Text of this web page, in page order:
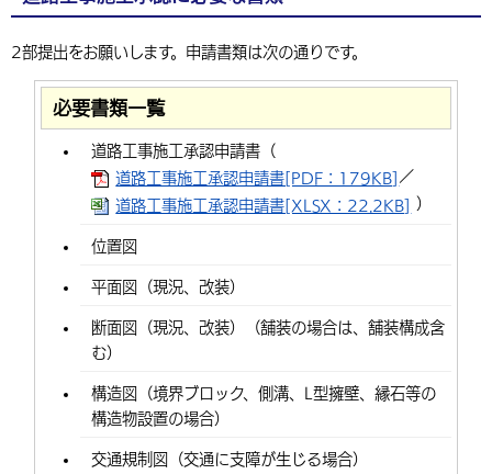
2部提出をお願いします。申請書類は次の通りです。
必要書類一覧
道路工事施工承認申請書（
道路工事施工承認申請書[PDF：179KB] ／
道路工事施工承認申請書[XLSX：22.2KB]
）
位置図
平面図（現況、改装）
断面図（現況、改装）（舗装の場合は、舗装構成含
む）
構造図（境界ブロック、側溝、L型擁壁、縁石等の
構造物設置の場合）
交通規制図（交通に支障が生じる場合）